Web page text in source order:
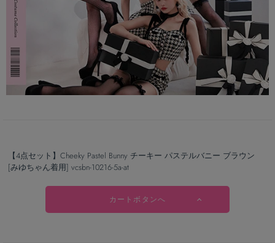
【4点セット】Cheeky Pastel Bunny チーキー パステルバニー ブラウン
[みゆちゃん着用] vcsbn-10216-5a-at
カートボタンへ